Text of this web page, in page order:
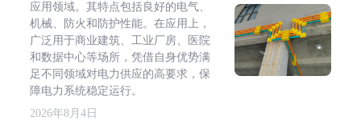
应用领域。其特点包括良好的电气、
机械、防火和防护性能。在应用上，
广泛用于商业建筑、工业厂房、医院
和数据中心等场所，凭借自身优势满
足不同领域对电力供应的高要求，保
障电力系统稳定运行。
2026年8月4日